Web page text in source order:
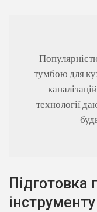
тумбою для
технології